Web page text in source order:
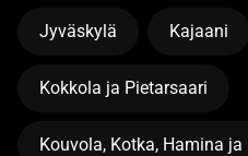
Jyväskylä Kajaani
Kokkola ja Pietarsaari
Kouvola, Kotka, Hamina ja